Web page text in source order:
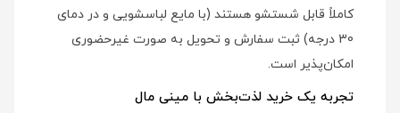
کاملاً قابل شستشو هستند (با مایع لباسشویی و در دمای
30 درجه) ثبت سفارش و تحویل به صورت غیرحضوری
امکان‌پذیر است.
تجربه یک خرید لذت‌بخش با مینی مال